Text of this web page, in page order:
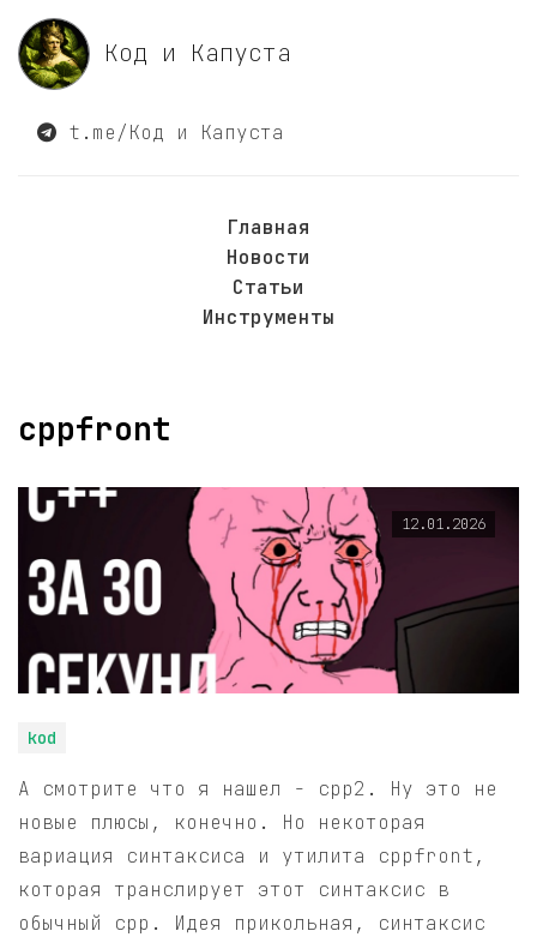
Код и Капуста
t.me/Код и Капуста
Главная
Новости
Статьи
Инструменты
cppfront
12.01.2026
kod
А смотрите что я нашел - cpp2. Ну это не
новые плюсы, конечно. Но некоторая
вариация синтаксиса и утилита cppfront,
которая транслирует этот синтаксис в
обычный cpp. Идея прикольная, синтаксис